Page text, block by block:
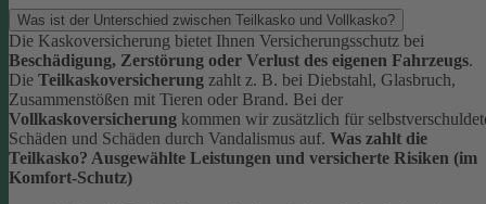
Was ist der Unterschied zwischen Teilkasko und Vollkasko?
Die Kaskoversicherung bietet Ihnen Versicherungsschutz bei
Beschädigung, Zerstörung oder Verlust des eigenen Fahrzeugs.
Die Teilkaskoversicherung zahlt z. B. bei Diebstahl, Glasbruch,
Zusammenstößen mit Tieren oder Brand. Bei der
Vollkaskoversicherung kommen wir zusätzlich für
Schäden und Schäden durch Vandalismus auf. Was zahlt die
Teilkasko? Ausgewählte Leistungen und versicherte Risiken (im
Komfort-Schutz)